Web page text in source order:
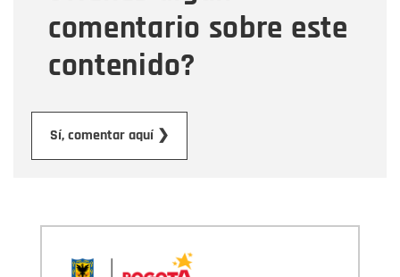
comentario sobre este
contenido?
Sí, comentar aquí ❯